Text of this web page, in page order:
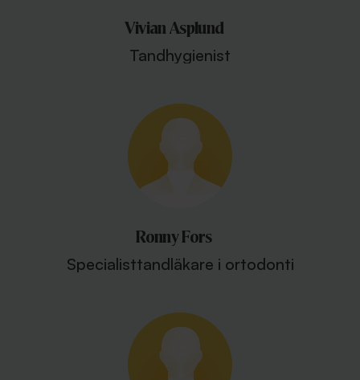
Vivian Asplund
Tandhygienist
Ronny Fors
Specialisttandläkare i ortodonti